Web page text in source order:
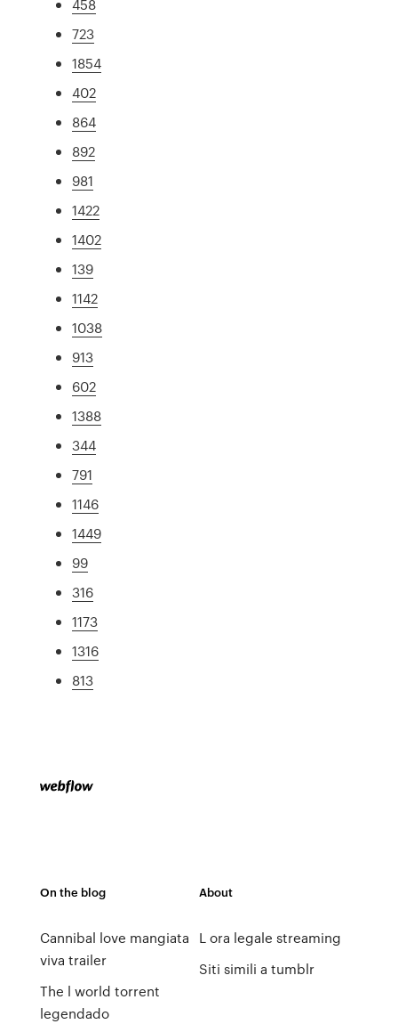
458
723
1854
402
864
892
981
1422
1402
139
1142
1038
913
602
1388
344
791
1146
1449
99
316
1173
1316
813
On the blog
Cannibal love mangiata
viva trailer
The l world torrent
legendado
About
L ora legale streaming
Siti simili a tumblr